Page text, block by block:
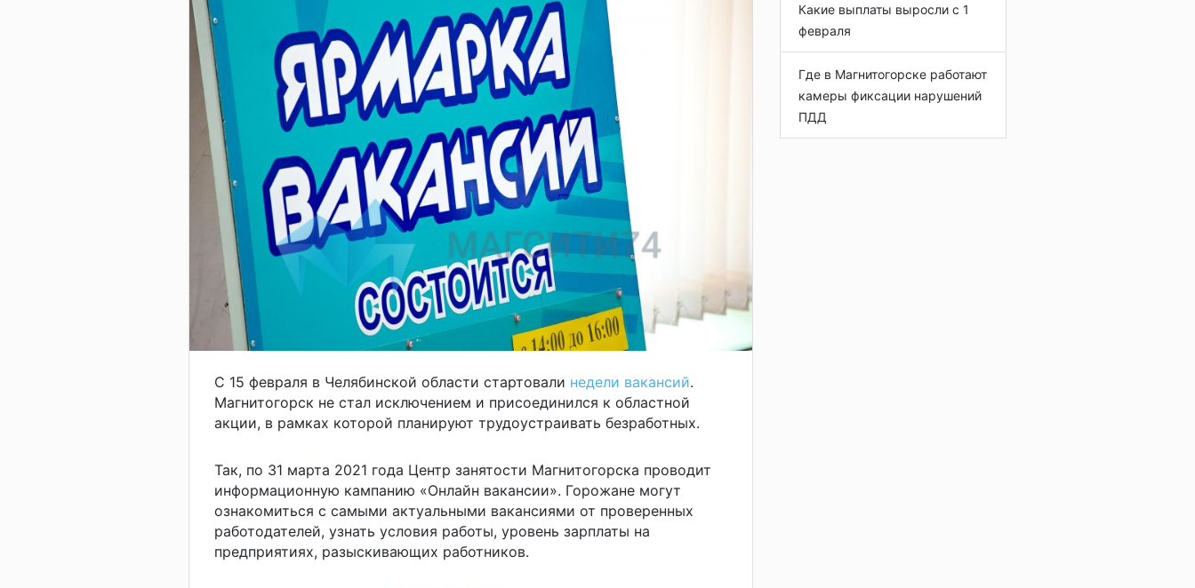
С 15 февраля в Челябинской области стартовали недели вакансий.
Магнитогорск не стал исключением и присоединился к областной
акции, в рамках которой планируют трудоустраивать безработных.
Так, по 31 марта 2021 года Центр занятости Магнитогорска проводит
информационную кампанию «Онлайн вакансии». Горожане могут
ознакомиться с самыми актуальными вакансиями от проверенных
работодателей, узнать условия работы, уровень зарплаты на
предприятиях, разыскивающих работников.
Какие выплаты выросли с 1
февраля
Где в Магнитогорске работают
камеры фиксации нарушений
ПДД